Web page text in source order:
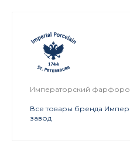
Императорский
Все товары бренда
завод